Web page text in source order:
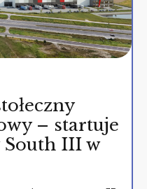
– startuje
South III w